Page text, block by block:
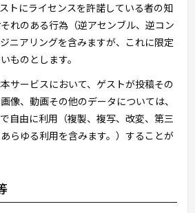
トにライセンスを許諾している者の知
れのある行為（逆アセンブル、逆コン
ニアリングを含みますが、これに限定
ものとします。
サービスにおいて、ゲストが投稿その
像、動画その他のデータについては、
自由に利用（複製、複写、改変、第三
らゆる利用を含みます。）することが